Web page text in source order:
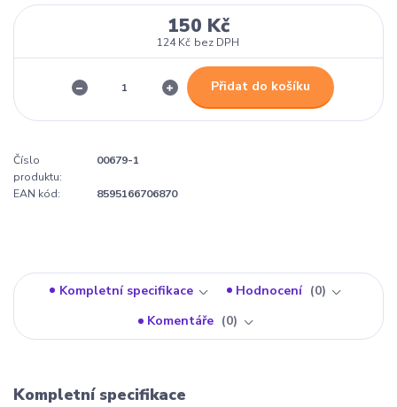
150 Kč
124 Kč bez DPH
Přidat do košíku
Číslo
produktu:
00679-1
EAN kód: 8595166706870
Kompletní specifikace Hodnocení
0
Komentáře
0
Kompletní specifikace